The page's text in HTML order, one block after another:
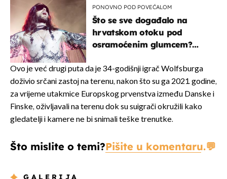
PONOVNO POD POVEĆALOM
Što se sve događalo na
hrvatskom otoku pod
osramoćenim glumcem?
izazivaju nevjericu
Ovo je već drugi puta da je 34-godišnji igrač Wolfsburga
doživio srčani zastoj na terenu, nakon što su ga 2021. godine,
za vrijeme utakmice Europskog prvenstva između Danske i
Finske, oživljavali na terenu dok su suigrači okružili kako
gledatelji i kamere ne bi snimali teške trenutke.
Što mislite o temi?Pišite u komentaru.
GALERIJA